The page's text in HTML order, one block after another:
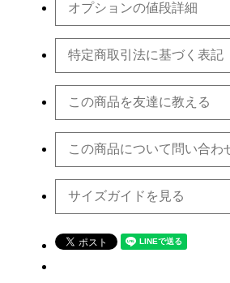
オプションの値段詳細
特定商取引法に基づく表記
この商品を友達に教える
この商品について問い合わ
サイズガイドを見る